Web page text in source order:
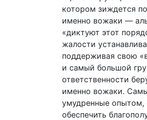
котором зиждется
именно вожаки —
«диктуют этот
жалости
поддерживая свою
и самый большой
ответственности
именно вожаки.
умудренные опытом,
обеспечить